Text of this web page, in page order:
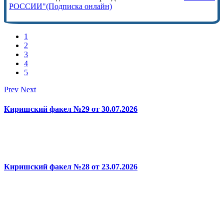
РОССИИ"(Подписка онлайн)
1
2
3
4
5
Prev Next
Киришский факел №29 от 30.07.2026
Киришский факел №28 от 23.07.2026